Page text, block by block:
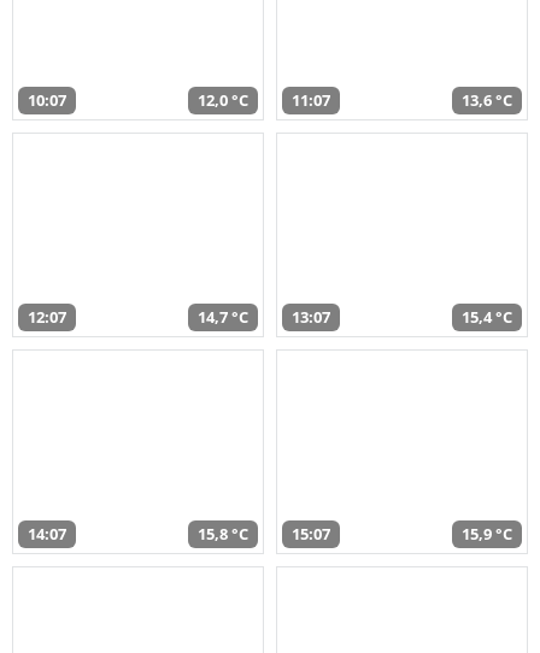
10:07 12,0 °C 11:07 13,6 °C
12:07 14,7 °C 13:07 15,4 °C
14:07 15,8 °C 15:07 15,9 °C